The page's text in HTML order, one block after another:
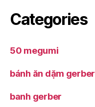
Categories
50 megumi
bánh ăn dặm gerber
banh gerber